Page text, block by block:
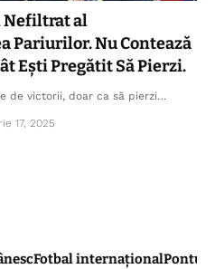
Nefiltrat al
Pariurilor. Nu Contează
Ești Pregătit Să Pierzi.
de victorii, doar ca să pierzi…
17, 2025
Fotbal internaționalPontul